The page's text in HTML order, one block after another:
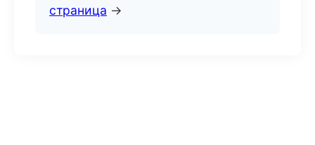
страница →